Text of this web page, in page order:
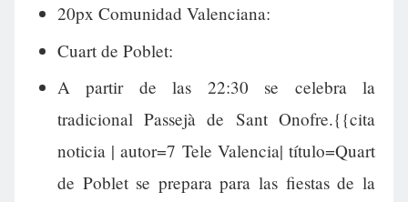
20px Comunidad Valenciana:
Cuart de Poblet:
A partir de las 22:30 se celebra la
tradicional Passejà de Sant Onofre.{{cita
noticia | autor=7 Tele Valencia| título=Quart
de Poblet se prepara para las fiestas de la